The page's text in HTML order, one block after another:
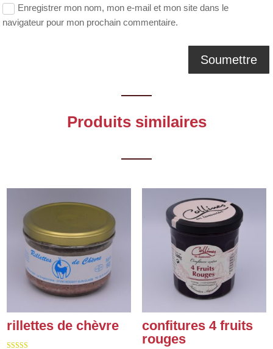
Enregistrer mon nom, mon e-mail et mon site dans le
navigateur pour mon prochain commentaire.
Produits similaires
rillettes de chèvre
confitures 4 fruits
rouges